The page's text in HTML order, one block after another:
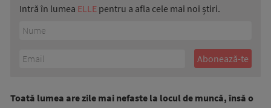
Intră în lumea ELLE pentru a afla cele mai noi știri.
Toată lumea are zile mai nefaste la locul de muncă, însă o